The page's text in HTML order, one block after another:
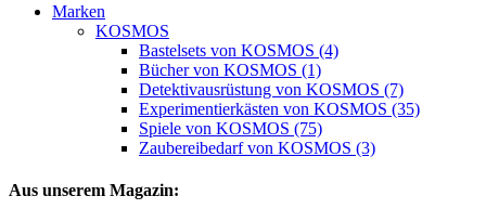
Marken
KOSMOS
Bastelsets von KOSMOS (4)
Bücher von KOSMOS (1)
Detektivausrüstung von KOSMOS (7)
Experimentierkästen von KOSMOS (35)
Spiele von KOSMOS (75)
Zaubereibedarf von KOSMOS (3)
Aus unserem Magazin: